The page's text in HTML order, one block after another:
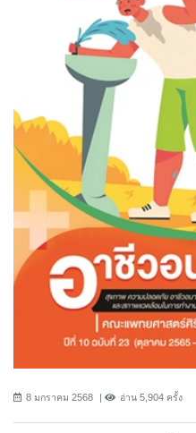
8 มกราคม 2568 อ่าน 5,904 ครั้ง